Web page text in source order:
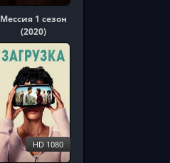
Мессия 1 сезон
(2020)
HD 1080